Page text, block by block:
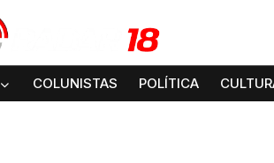
COLUNISTAS POLÍTICA